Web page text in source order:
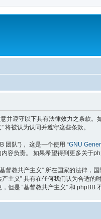
并遵守以下具有法律效力之条款
将被认为认同并遵守这些条款。
团队”)， 这是一个使用 “GNU
容负责。 如果希望得到更多关于
教共产主义” 所在国家的法律，
主义” 具有在任何我们认为合适
是 “基督教共产主义” 和 phpBB